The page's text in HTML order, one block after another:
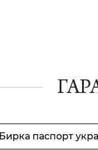
Бирка паспорт